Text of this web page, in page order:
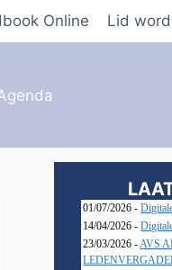
Online Lid
01/07/2026 -
14/04/2026 -
23/03/2026 -AVS